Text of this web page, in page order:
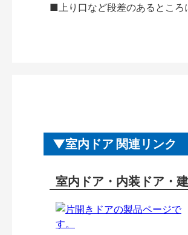
■上り口など段差のあるところ
室内ドア 関連リンク
室内ドア・内装ドア・